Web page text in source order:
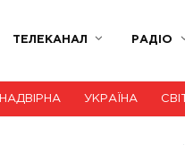
ТЕЛЕКАНАЛ РАДІО
НАДВІРНА УКРАЇНА СВІТ